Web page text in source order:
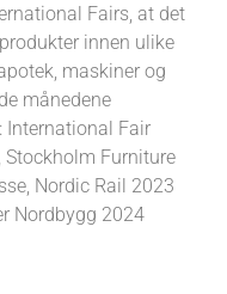
Fairs, at det
innen ulike
maskiner og
månedene
International Fair
Stockholm Furniture
Nordic Rail 2023
Nordbygg 2024